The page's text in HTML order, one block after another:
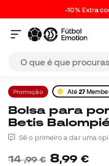
-10% Extra
Promoção Até 27
Bolsa para portátil 14'' Real
Betis
Sê o primeiro a dar uma
14,99 € 8,99 €